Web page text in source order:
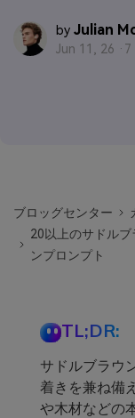
by Julian
Jun 11, 26 · 7
ブロッグセンター
20以上のサドルブ
ンプロンプト
TL;DR:
サドルブラウ
着きを兼ね備
や木材などの